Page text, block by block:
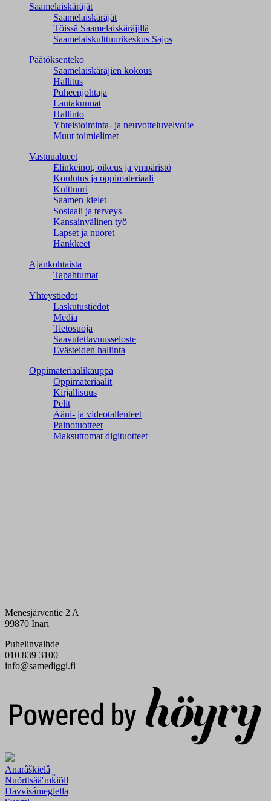
Saamelaiskäräjät
Saamelaiskäräjät
Töissä Saamelaiskäräjillä
Saamelaiskulttuuri­keskus Sajos
Päätöksenteko
Saamelaiskäräjien kokous
Hallitus
Puheenjohtaja
Lautakunnat
Hallinto
Yhteistoiminta- ja neuvotteluvelvoite
Muut toimielimet
Vastuualueet
Elinkeinot, oikeus ja ympäristö
Koulutus ja oppimateriaali
Kulttuuri
Saamen kielet
Sosiaali ja terveys
Kansainvälinen työ
Lapset ja nuoret
Hankkeet
Ajankohtaista
Tapahtumat
Yhteystiedot
Laskutustiedot
Media
Tietosuoja
Saavutettavuusseloste
Evästeiden hallinta
Oppimateriaalikauppa
Oppimateriaalit
Kirjallisuus
Pelit
Ääni- ja videotallenteet
Painotuotteet
Maksuttomat digituotteet
Menesjärventie 2 A
99870 Inari
Puhelinvaihde
010 839 3100
info@samediggi.fi
Anarâškielâ
Nuõrttsääʹmǩiõll
Davvisámegiella